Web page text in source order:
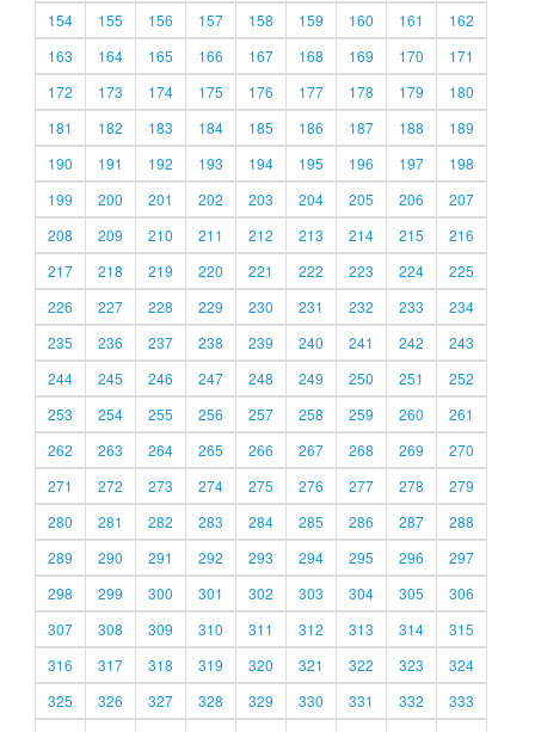
154
155 156 157 158 159 160 161
162
163
164 165 166 167 168 169 170
171
172
173 174 175 176 177 178 179
180
181
182 183 184 185 186 187 188
189
190
191 192 193 194 195 196 197
198
199
200 201 202 203 204 205 206
207
208
209 210 211 212 213 214 215
216
217
218 219 220 221 222 223 224
225
226
227 228 229 230 231 232 233
234
235
236 237 238 239 240 241 242
243
244
245 246 247 248 249 250 251
252
253
254 255 256 257 258 259 260
261
262
263 264 265 266 267 268 269
270
271
272 273 274 275 276 277 278
279
280
281 282 283 284 285 286 287
288
289
290 291 292 293 294 295 296
297
298
299 300 301 302 303 304 305
306
307
308 309 310 311 312 313 314
315
316
317 318 319 320 321 322 323
324
325
326 327 328 329 330 331 332
333